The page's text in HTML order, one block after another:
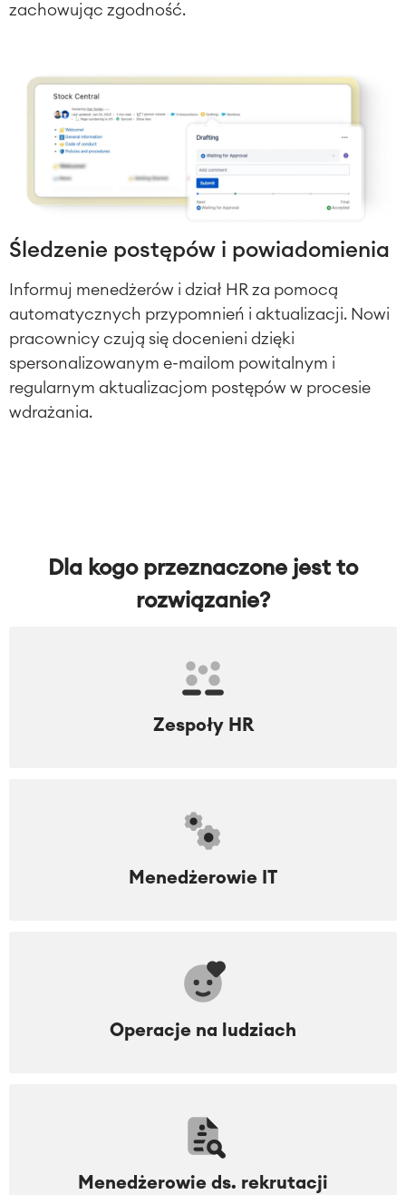
ROZWIĄZANIA
Zarządzanie usługami
Podróż zarządzania usługami
Enterprise Service Management
Zarządzanie aktywami (Asset
Wielokanałowa Obsługa Klienta
Utrzymanie ruchu
Wiedza & Informacje
Enterprise Wiki
Spotkania
Intranet
Atlassian Backup & Restore
USŁUGI
■
zachowując zgodność.
Śledzenie postępów i powiadomienia
Informuj menedżerów i dział HR za pomocą
automatycznych przypomnień i aktualizacji. Nowi
pracownicy czują się docenieni dzięki
spersonalizowanym e-mailom powitalnym i
regularnym aktualizacjom postępów w procesie
wdrażania.
Dla kogo przeznaczone jest to
rozwiązanie?
Zespoły HR
Menedżerowie IT
Operacje na ludziach
Menedżerowie ds. rekrutacji